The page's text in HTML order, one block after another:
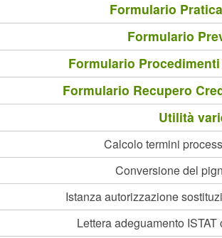
Formulario
Formulario
Formulario
Formulario Recupero
Utilità
Calcolo termini
Conversione del
Istanza autorizzazione
Lettera adeguamento